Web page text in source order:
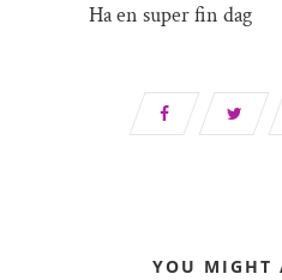
Ha en super fin dag
YOU MIGHT